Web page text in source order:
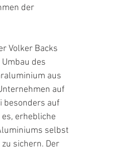
der
Volker Backs
des
aus
auf
besonders auf
erhebliche
selbst
sichern. Der